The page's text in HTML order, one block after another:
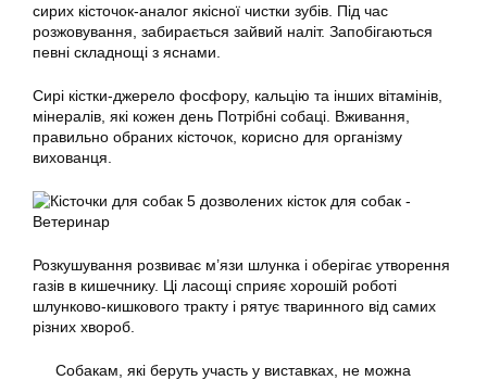
сирих кісточок-аналог якісної чистки зубів. Під час
розжовування, забирається зайвий наліт. Запобігаються
певні складнощі з яснами.
Сирі кістки-джерело фосфору, кальцію та інших вітамінів,
мінералів, які кожен день Потрібні собаці. Вживання,
правильно обраних кісточок, корисно для організму
вихованця.
Розкушування розвиває м’язи шлунка і оберігає утворення
газів в кишечнику. Ці ласощі сприяє хорошій роботі
шлунково-кишкового тракту і рятує тваринного від самих
різних хвороб.
Собакам, які беруть участь у виставках, не можна